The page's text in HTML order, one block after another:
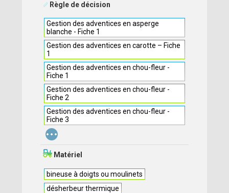
Règle de décision
Gestion des adventices en asperge
blanche - Fiche 1
Gestion des adventices en carotte – Fiche
1
Gestion des adventices en chou-fleur -
Fiche 1
Gestion des adventices en chou-fleur -
Fiche 2
Gestion des adventices en chou-fleur -
Fiche 3
...
Matériel
bineuse à doigts ou moulinets
désherbeur thermique